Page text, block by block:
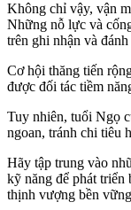
Không chỉ vậy, vận
Những nỗ lực và
trên ghi nhận và đánh
Cơ hội thăng tiến
được đối tác tiềm
Tuy nhiên, tuổi Ngọ
ngoan, tránh chi tiêu
Hãy tập trung vào
kỹ năng để phát triển
thịnh vượng bền